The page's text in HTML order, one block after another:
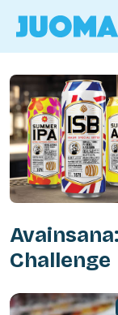
Challenge